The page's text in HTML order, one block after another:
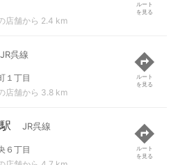
店舗から 2.4 km
ルート
を見る
JR呉線
１丁目
店舗から 3.8 km
ルート
を見る
JR呉線
６丁目
ルート
を見る